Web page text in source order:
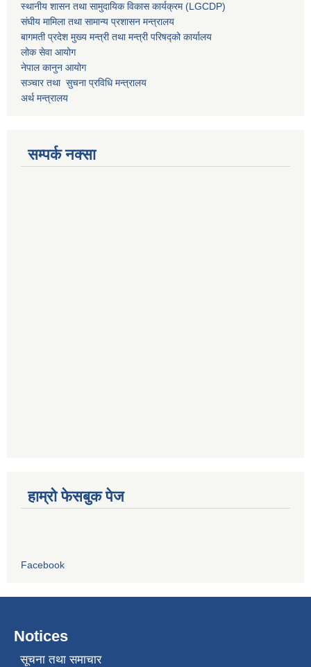
स्थानीय शासन तथा सामुदायिक विकास कार्यक्रम (LGCDP)
संघीय मामिला तथा सामान्य प्रशासन मन्त्रालय
बागमती प्रदेश मुख्य मन्त्री तथा मन्त्री परिषद्को कार्यालय
लोक सेवा आयोग
नेपाल कानुन आयोग
सञ्चार तथा सुचना प्रविधि मन्त्रालय
अर्थ मन्त्रालय
सम्पर्क नक्सा
हाम्रो फेसबुक पेज
Facebook
Notices
सूचना तथा समाचार